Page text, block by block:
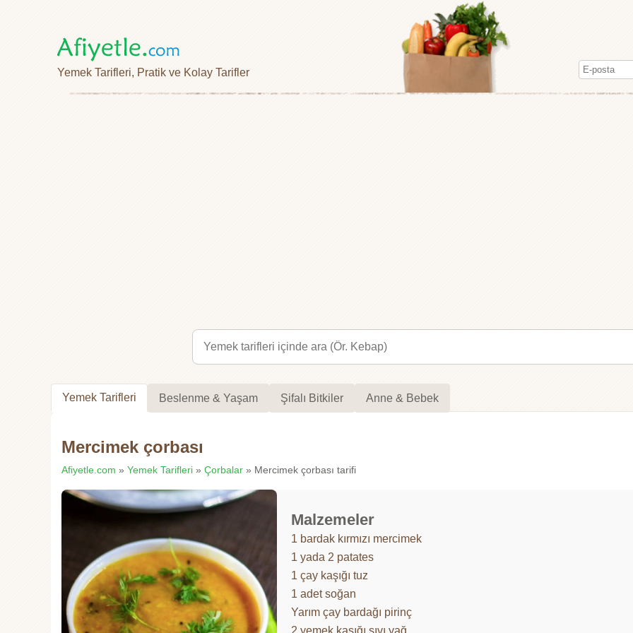
Yemek Tarifleri, Pratik ve Kolay Tarifler
Yemek Tarifleri Beslenme & Yaşam Şifalı Bitkiler Anne & Bebek
Mercimek çorbası
Afiyetle.com » Yemek Tarifleri » Çorbalar » Mercimek çorbası tarifi
Malzemeler
1 bardak kırmızı mercimek
1 yada 2 patates
1 çay kaşığı tuz
1 adet soğan
Yarım çay bardağı pirinç
2 yemek kaşığı sıvı yağ